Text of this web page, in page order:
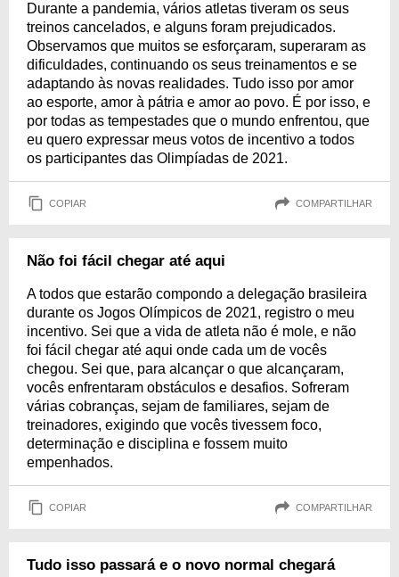
Durante a pandemia, vários atletas tiveram os seus
treinos cancelados, e alguns foram prejudicados.
Observamos que muitos se esforçaram, superaram as
dificuldades, continuando os seus treinamentos e se
adaptando às novas realidades. Tudo isso por amor
ao esporte, amor à pátria e amor ao povo. É por isso, e
por todas as tempestades que o mundo enfrentou, que
eu quero expressar meus votos de incentivo a todos
os participantes das Olimpíadas de 2021.
COPIAR COMPARTILHAR
Não foi fácil chegar até aqui
A todos que estarão compondo a delegação brasileira
durante os Jogos Olímpicos de 2021, registro o meu
incentivo. Sei que a vida de atleta não é mole, e não
foi fácil chegar até aqui onde cada um de vocês
chegou. Sei que, para alcançar o que alcançaram,
vocês enfrentaram obstáculos e desafios. Sofreram
várias cobranças, sejam de familiares, sejam de
treinadores, exigindo que vocês tivessem foco,
determinação e disciplina e fossem muito
empenhados.
COPIAR COMPARTILHAR
Tudo isso passará e o novo normal chegará